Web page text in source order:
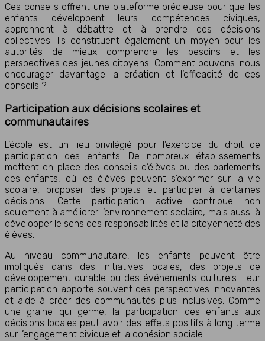
Ces conseils offrent une plateforme précieuse pour que les
enfants développent leurs compétences civiques,
apprennent à débattre et à prendre des décisions
collectives. Ils constituent également un moyen pour les
autorités de mieux comprendre les besoins et les
perspectives des jeunes citoyens. Comment pouvons-nous
encourager davantage la création et l’efficacité de ces
conseils ?
Participation aux décisions scolaires et
communautaires
L’école est un lieu privilégié pour l’exercice du droit de
participation des enfants. De nombreux établissements
mettent en place des conseils d’élèves ou des parlements
des enfants, où les élèves peuvent s’exprimer sur la vie
scolaire, proposer des projets et participer à certaines
décisions. Cette participation active contribue non
seulement à améliorer l’environnement scolaire, mais aussi à
développer le sens des responsabilités et la citoyenneté des
élèves.
Au niveau communautaire, les enfants peuvent être
impliqués dans des initiatives locales, des projets de
développement durable ou des événements culturels. Leur
participation apporte souvent des perspectives innovantes
et aide à créer des communautés plus inclusives. Comme
une graine qui germe, la participation des enfants aux
décisions locales peut avoir des effets positifs à long terme
sur l’engagement civique et la cohésion sociale.